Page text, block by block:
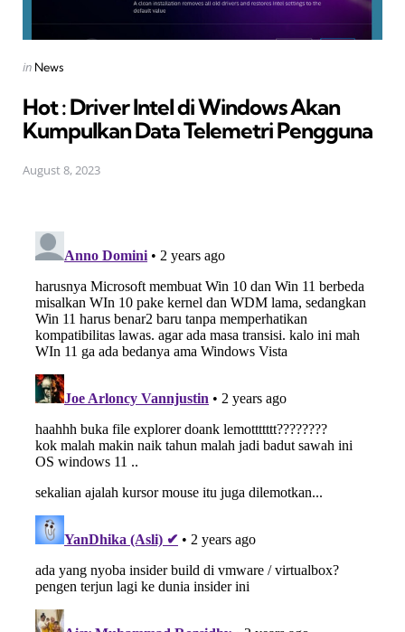
Posted
in News
Hot : Driver Intel di Windows Akan
Kumpulkan Data Telemetri Pengguna
August 8, 2023